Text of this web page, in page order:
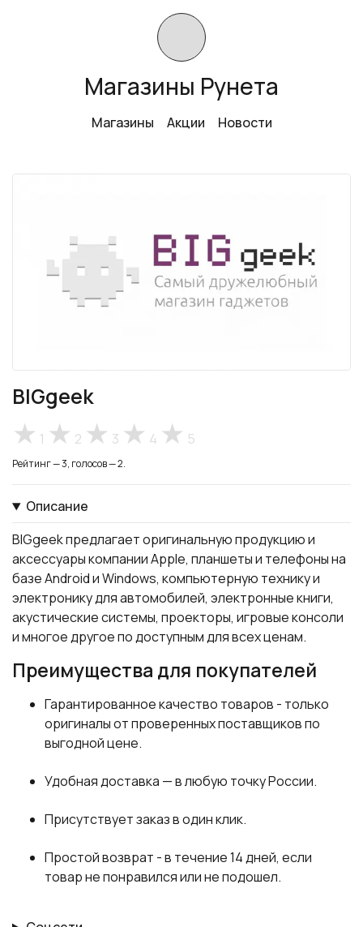
Магазины Рунета
Магазины Акции Новости
BIGgeek
1 2 3 4 5
Рейтинг — 3, голосов — 2.
Описание
BIGgeek предлагает оригинальную продукцию и
аксессуары компании Apple, планшеты и телефоны на
базе Android и Windows, компьютерную технику и
электронику для автомобилей, электронные книги,
акустические системы, проекторы, игровые консоли
и многое другое по доступным для всех ценам.
Преимущества для покупателей
Гарантированное качество товаров - только
оригиналы от проверенных поставщиков по
выгодной цене.
Удобная доставка — в любую точку России.
Присутствует заказ в один клик.
Простой возврат - в течение 14 дней, если
товар не понравился или не подошел.